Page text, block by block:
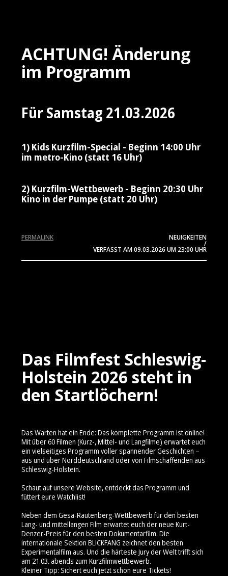
ACHTUNG! Änderung
im Programm
Für Samstag 21.03.2026
1) Kids Kurzfilm-Special - Beginn 14:00 Uhr
im metro-Kino (statt 16 Uhr)
2) Kurzfilm-Wettbewerb - Beginn 20:30 Uhr
Kino in der Pumpe (statt 20 Uhr)
NEUIGKEITEN
/
VERFASST AM09.03.2026 UM 23:00 UHR
PERMALINK
Das Filmfest Schleswig-
Holstein 2026 steht in
den Startlöchern!
Das Warten hat ein Ende: Das komplette Programm ist online!
Mit über 60 Filmen (Kurz-, Mittel- und Langfilme) erwartet euch
ein vielseitiges Programm voller spannender Geschichten –
aus und über Norddeutschland oder von Filmschaffenden aus
Schleswig-Holstein.
Schaut auf unsere Website, entdeckt das Programm und
füttert eure Watchlist!
Neben dem Gesa-Rautenberg-Wettbewerb für den besten
Lang- und mittellangen Film erwartet euch der neue Kurt-
Denzer-Preis für den besten Dokumentarfilm. Die
internationale Sektion BLICKFANG zeichnet den besten
Experimentalfilm aus. Und die härteste Jury der Welt trifft sich
am 21.03. abends zum Kurzfilmwettbewerb.
Kleiner Tipp: Sichert euch jetzt schon eure Tickets!